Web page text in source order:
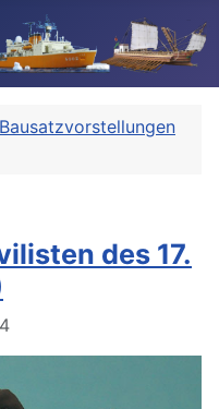
Bausatzvorstellungen
des 17.